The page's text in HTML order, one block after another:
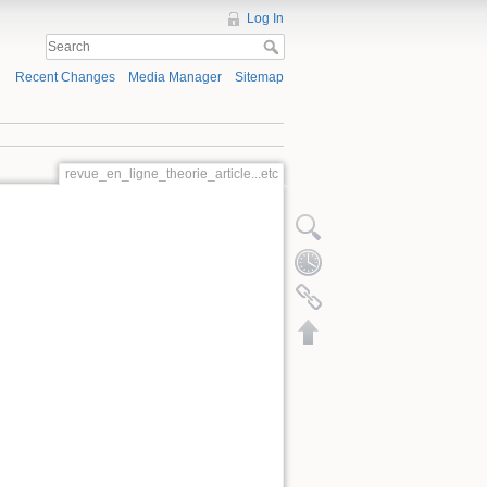
Log In
Recent Changes Media Manager Sitemap
revue_en_ligne_theorie_article...etc